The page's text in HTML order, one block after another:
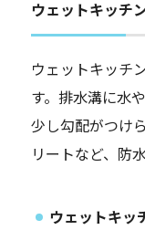
ウェットキッチ
ウェットキッチ
す。排水溝に水
少し勾配がつけ
リートなど、防
ウェットキッ